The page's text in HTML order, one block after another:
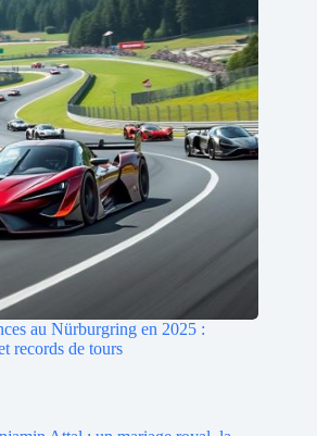
au Nürburgring en 2025 :
records de tours